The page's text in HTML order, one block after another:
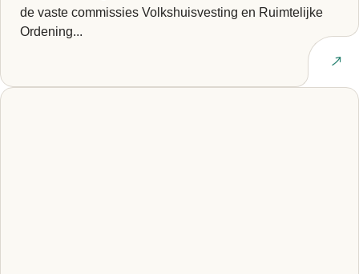
de vaste commissies Volkshuisvesting en Ruimtelijke
Ordening...
Lees artikel